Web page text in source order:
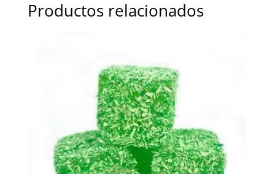
14,00 €
Productos relacionados